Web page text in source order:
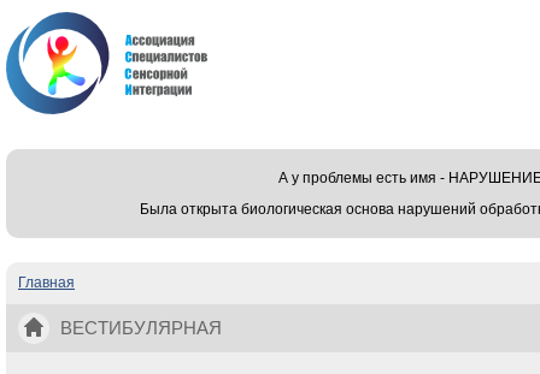
А у проблемы есть имя -
Была открыта биологическая основа нарушений
Вы здесь
Главная
ВЕСТИБУЛЯРНАЯ